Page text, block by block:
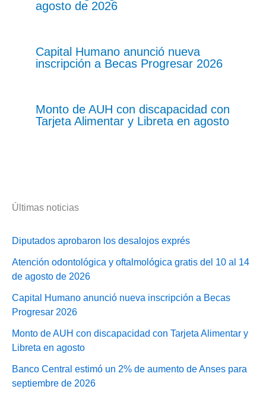
agosto de 2026
Capital Humano anunció nueva
inscripción a Becas Progresar 2026
Monto de AUH con discapacidad con
Tarjeta Alimentar y Libreta en agosto
Últimas noticias
Diputados aprobaron los desalojos exprés
Atención odontológica y oftalmológica gratis del 10 al 14
de agosto de 2026
Capital Humano anunció nueva inscripción a Becas
Progresar 2026
Monto de AUH con discapacidad con Tarjeta Alimentar y
Libreta en agosto
Banco Central estimó un 2% de aumento de Anses para
septiembre de 2026